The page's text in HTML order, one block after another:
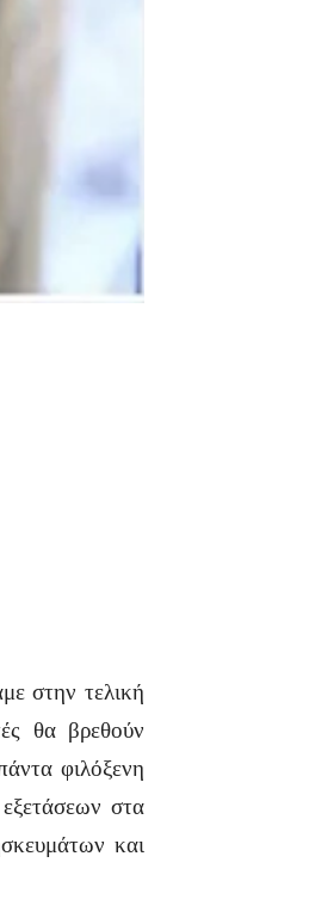
στην τελική
θα βρεθούν
φιλόξενη
στα
και